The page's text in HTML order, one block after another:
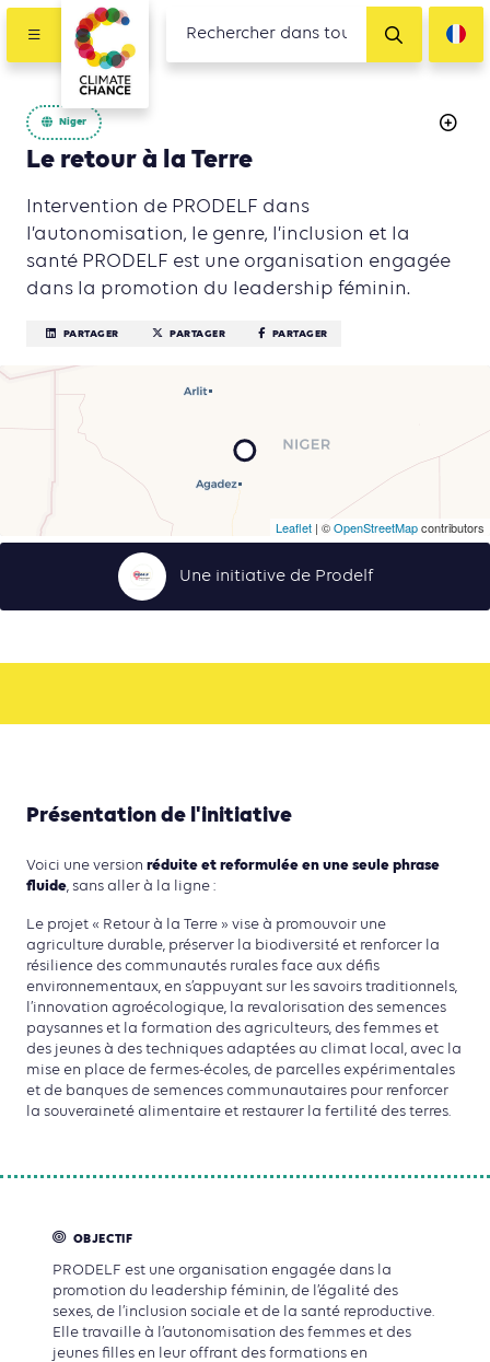
Niger
Le retour à la Terre
Intervention de PRODELF dans
l’autonomisation, le genre, l’inclusion et la
santé PRODELF est une organisation engagée
dans la promotion du leadership féminin.
PARTAGER PARTAGER PARTAGER
Leaflet | ©OpenStreetMapcontributors
Une initiative de Prodelf
Présentation de l'initiative
Voici une version réduite et reformulée en une seule phrase
fluide, sans aller à la ligne :
Le projet « Retour à la Terre » vise à promouvoir une
agriculture durable, préserver la biodiversité et renforcer la
résilience des communautés rurales face aux défis
environnementaux, en s’appuyant sur les savoirs traditionnels,
l’innovation agroécologique, la revalorisation des semences
paysannes et la formation des agriculteurs, des femmes et
des jeunes à des techniques adaptées au climat local, avec la
mise en place de fermes-écoles, de parcelles expérimentales
et de banques de semences communautaires pour renforcer
la souveraineté alimentaire et restaurer la fertilité des terres.
OBJECTIF
PRODELF est une organisation engagée dans la
promotion du leadership féminin, de l’égalité des
sexes, de l’inclusion sociale et de la santé reproductive.
Elle travaille à l’autonomisation des femmes et des
jeunes filles en leur offrant des formations en